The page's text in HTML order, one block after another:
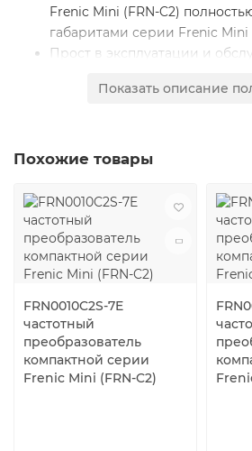
Frenic Mini (FRN-C2)
габаритами серии Frenic Mini
Прост в эксплуатации и
Векторного управления
Функция энергосбережения
Самый быстрый CPU в своем
Показать описание
Похожие товары
FRN0010C2S-7E
частотный
преобразователь
компактной серии
Frenic Mini (FRN-C2)